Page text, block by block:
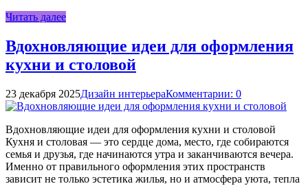
Читать далее
Вдохновляющие идеи для оформления
кухни и столовой
23 декабря 2025Дизайн интерьераКомментарии: 0
Вдохновляющие идеи для оформления кухни и столовой
Кухня и столовая — это сердце дома, место, где собираются
семья и друзья, где начинаются утра и заканчиваются вечера.
Именно от правильного оформления этих пространств
зависит не только эстетика жилья, но и атмосфера уюта, тепла